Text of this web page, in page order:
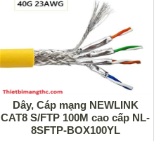
Dây, Cáp mạng NEWLINK
CAT8 S/FTP 100M cao cấp NL-
8SFTP-BOX100YL